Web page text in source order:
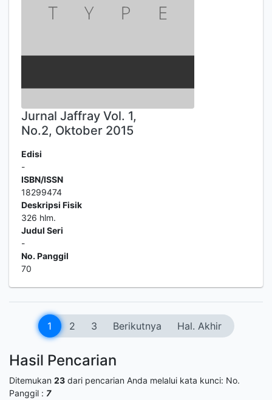
Jurnal Jaffray Vol. 1,
No.2, Oktober 2015
Edisi
-
ISBN/ISSN
18299474
Deskripsi Fisik
326 hlm.
Judul Seri
-
No. Panggil
70
1 2 3 Berikutnya Hal. Akhir
Hasil Pencarian
Ditemukan 23 dari pencarian Anda melalui kata kunci: No.
Panggil : 7